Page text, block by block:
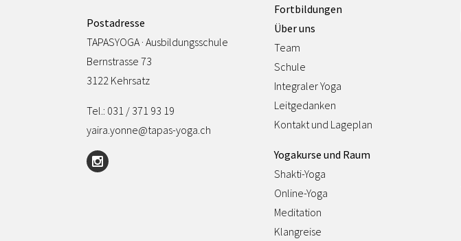
Postadresse
TAPASYOGA · Ausbildungsschule
Bernstrasse 73
3122 Kehrsatz
Tel.: 031 / 371 93 19
yaira.yonne@tapas-yoga.ch
Fortbildungen
Über uns
Team
Schule
Integraler Yoga
Leitgedanken
Kontakt und Lageplan
Yogakurse und Raum
Shakti-Yoga
Online-Yoga
Meditation
Klangreise